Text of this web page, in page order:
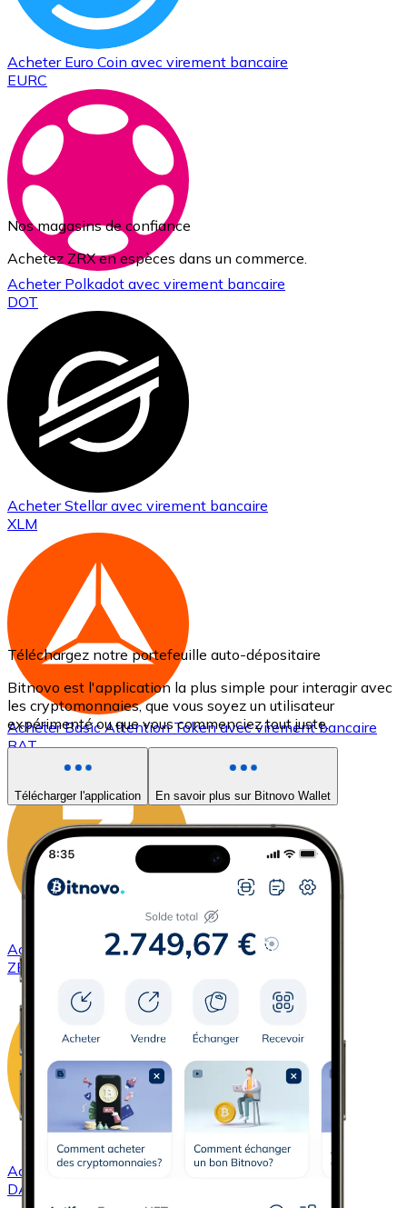
Acheter Euro Coin avec virement bancaire
EURC
Acheter Polkadot avec virement bancaire
DOT
AcheterStellaravec virement bancaire
XLM
AcheterBasic Attention Tokenavec virement bancaire
BAT
Acheter ZCashavec virement bancaire
ZEC
AcheterDAIavec virement bancaire
DAI
Nos magasins de confiance
Achetez ZRX en espèces dans un commerce.
Téléchargez notre portefeuille auto-dépositaire
Bitnovo est l'application la plus simple pour interagir avec
les cryptomonnaies, que vous soyez un utilisateur
expérimenté ou que vous commenciez tout juste.
Télécharger l'application En savoir plus sur Bitnovo Wallet